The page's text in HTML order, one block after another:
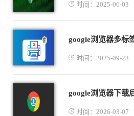
时间：2025-06-03
时间：2025-09-23
时间：2026-03-07